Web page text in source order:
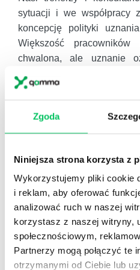
Zgoda
Niniejsza strona korzysta z
Wykorzystujemy pliki cookie
i reklam, aby oferować
analizować ruch w naszej
korzystasz z naszej witryny,
społecznościowym,
Partnerzy mogą połączyć te
otrzymanymi od Ciebie lub
sytuacji i we współpracy
koncepcję polityki
Większość
chwalona, ale uznanie
różnych osób. Niektórzy
bonusy finansowe, gdy
„recognition” w
różnorodnych
odpowiedni poziom
Wywiady „exit
Konsultanci Gammy w
koncepcję tzw. „exit
które są działaniem
ponownym problemom
wywiadów prowadzonych